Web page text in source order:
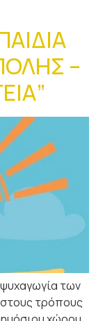
–
των
τρόπους